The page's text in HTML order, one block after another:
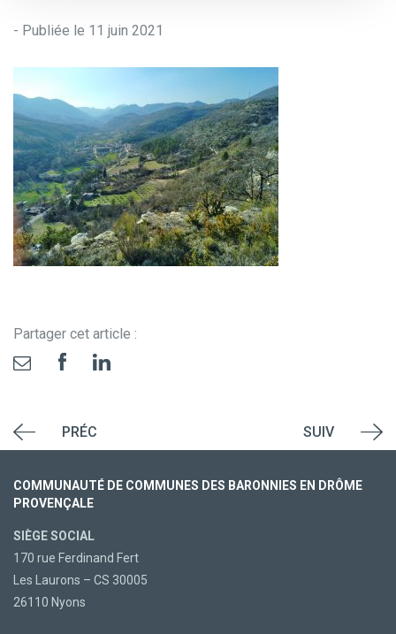
- Publiée le 11 juin 2021
Partager cet article :
PRÉC SUIV
COMMUNAUTÉ DE COMMUNES DES BARONNIES EN DRÔME
PROVENÇALE
SIÈGE SOCIAL
170 rue Ferdinand Fert
Les Laurons – CS 30005
26110 Nyons